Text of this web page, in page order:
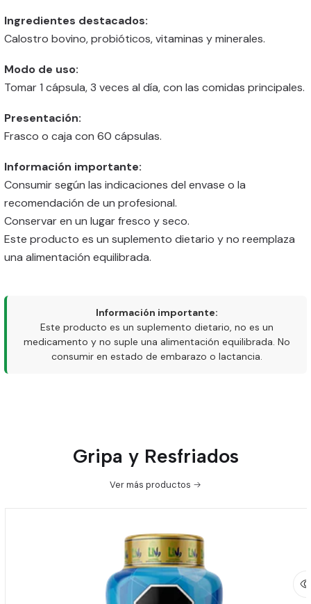
Ingredientes destacados:
Calostro bovino, probióticos, vitaminas y minerales.
Modo de uso:
Tomar 1 cápsula, 3 veces al día, con las comidas principales.
Presentación:
Frasco o caja con 60 cápsulas.
Información importante:
Consumir según las indicaciones del envase o la
recomendación de un profesional.
Conservar en un lugar fresco y seco.
Este producto es un suplemento dietario y no reemplaza
una alimentación equilibrada.
Información importante:
Este producto es un suplemento dietario, no es un
medicamento y no suple una alimentación equilibrada. No
consumir en estado de embarazo o lactancia.
Gripa y Resfriados
Ver más productos